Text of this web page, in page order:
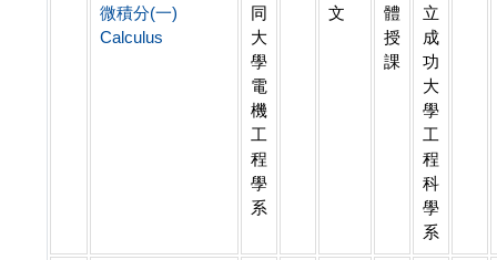
微積分(一)
Calculus
同
大
學
電
機
工
程
學
系
文
體
授
課
立
成
功
大
學
工
程
科
學
系